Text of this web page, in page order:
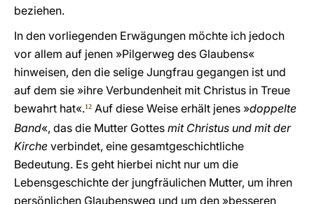
beziehen.
In den vorliegenden Erwägungen möchte ich jedoch
vor allem auf jenen »Pilgerweg des Glaubens«
hinweisen, den die selige Jungfrau gegangen ist und
auf dem sie »ihre Verbundenheit mit Christus in Treue
bewahrt hat«.12 Auf diese Weise erhält jenes »doppelte
Band«, das die Mutter Gottes mit Christus und mit der
Kirche verbindet, eine gesamtgeschichtliche
Bedeutung. Es geht hierbei nicht nur um die
Lebensgeschichte der jungfräulichen Mutter, um ihren
persönlichen Glaubensweg und um den »besseren